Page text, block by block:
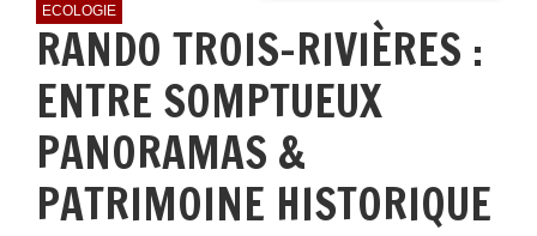
ECOLOGIE
RANDO TROIS-RIVIÈRES :
ENTRE SOMPTUEUX
PANORAMAS &
PATRIMOINE HISTORIQUE